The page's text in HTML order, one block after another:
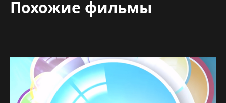
Похожие фильмы